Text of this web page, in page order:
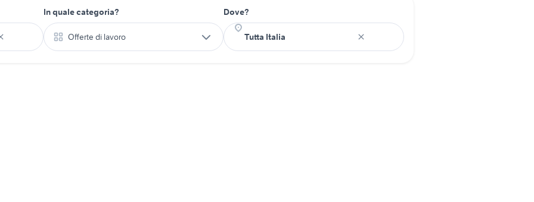
In quale categoria?
Offerte di lavoro
Dove?